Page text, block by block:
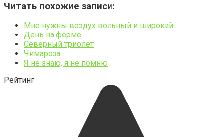
Читать похожие записи:
Мне нужны воздух вольный и широкий
День на ферме
Северный триолет
Чимароза
Я не знаю, я не помню
Рейтинг